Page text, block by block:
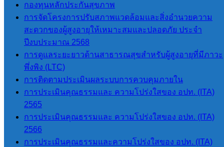
กองทุนหลักประกันสุขภาพ
การจัดโครงการปรับสภาพแวดล้อมและสิ่งอำนวยความ
สะดวกของผู้สูงอายุให้เหมาะสมและปลอดภัย ประจำ
ปีงบประมาณ 2568
การดูแลระยะยาวด้านสาธารณสุขสำหรับผู้สูงอายุที่มีภาวะ
พึ่งพิง (LTC)
การติดตามประเมินผลระบบการควบคุมภายใน
การประเมินคุณธรรมและ ความโปร่งใสของ อปท. (ITA)
2565
การประเมินคุณธรรมและ ความโปร่งใสของ อปท. (ITA)
2566
การประเมินคุณธรรมและความโปร่งใสของ อปท. (ITA)
กฏหมายที่
เกี่ยวข้อง
การประชาสัมพันธ์
ข่าว
ประชาสัมพันธ์
การปฏิสัมพันธ์ข้อมูล
Q & A
Social Network
นโยบายคุ้มครอง
ข้อมูลส่วนบุคคล
9.2 การบริหารงาน